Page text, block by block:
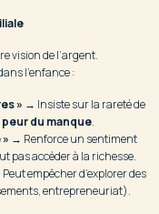
vision de l’argent.
l’enfance :
» → Insiste sur la rareté de
peur du manque.
→ Renforce un sentiment
pas accéder à la richesse.
empêcher d’explorer des
entrepreneuriat).